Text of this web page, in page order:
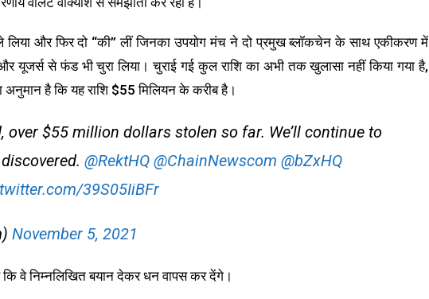
और फिर दो “की” लीं जिनका उपयोग मंच ने दो प्रमुख ब्लॉकचेन के साथ एकीकरण में
से फंड भी चुरा लिया। चुराई गई कुल राशि का अभी तक खुलासा नहीं किया गया है,
अनुमान है कि यह राशि $55 मिलियन के करीब है।
over $55 million dollars stolen so far. We’ll continue to
@RektHQ @ChainNewscom @bZxHQ
39S05IiBFr
November 5, 2021
वे निम्नलिखित बयान देकर धन वापस कर देंगे।